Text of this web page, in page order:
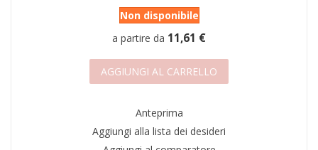
Non disponibile
a partire da 11,61 €
AGGIUNGI AL CARRELLO
Anteprima
Aggiungi alla lista dei desideri